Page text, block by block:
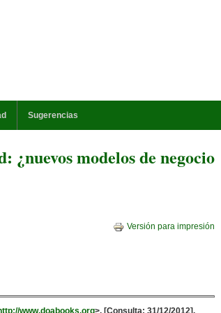
Sugerencias
modelos de negocio
Versión para impresión
www.doabooks.org>. [Consulta: 31/12/2012].